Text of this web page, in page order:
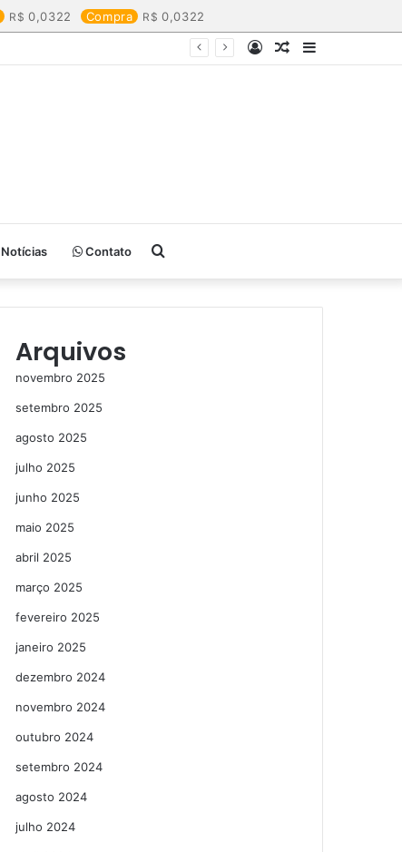
0,0322 Compra 0,0322
Barra
Artigo
Entrar
Notícias Contato Procurar
por
Arquivos
novembro 2025
setembro 2025
agosto 2025
julho 2025
junho 2025
maio 2025
abril 2025
março 2025
fevereiro 2025
janeiro 2025
dezembro 2024
novembro 2024
outubro 2024
setembro 2024
agosto 2024
julho 2024